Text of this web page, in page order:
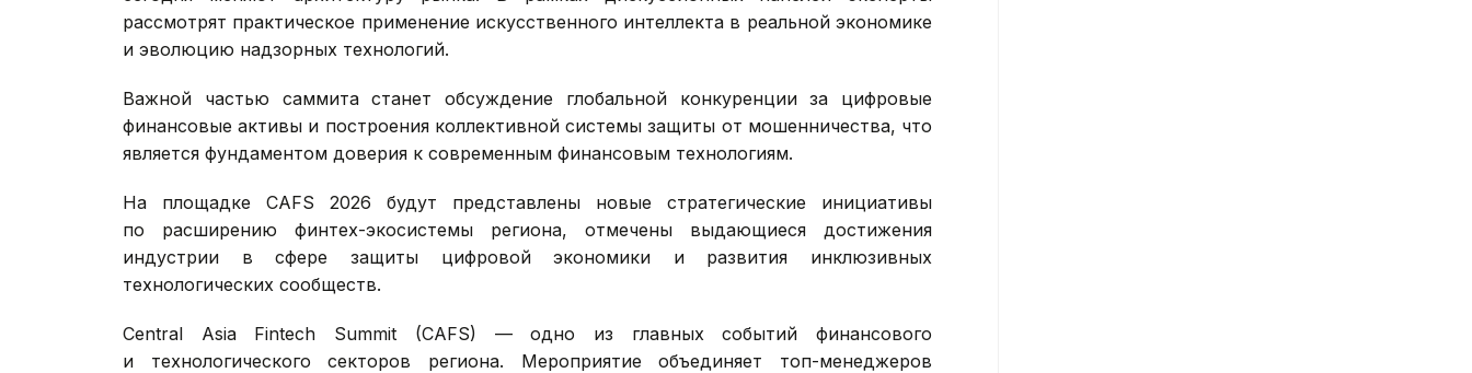
рассмотрят практическое применение искусственного интеллекта в реальной экономике
и эволюцию надзорных технологий.
Важной частью саммита станет обсуждение глобальной конкуренции за цифровые
финансовые активы и построения коллективной системы защиты от мошенничества, что
является фундаментом доверия к современным финансовым технологиям.
На площадке CAFS 2026 будут представлены новые стратегические инициативы
по расширению финтех-экосистемы региона, отмечены выдающиеся достижения
индустрии в сфере защиты цифровой экономики и развития инклюзивных
технологических сообществ.
Central Asia Fintech Summit (CAFS) — одно из главных событий финансового
и технологического секторов региона. Мероприятие объединяет топ-менеджеров